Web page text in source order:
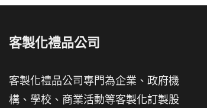
客製化禮品公司
客製化禮品公司專門為企業、政府機
構、學校、商業活動等客製化訂製股